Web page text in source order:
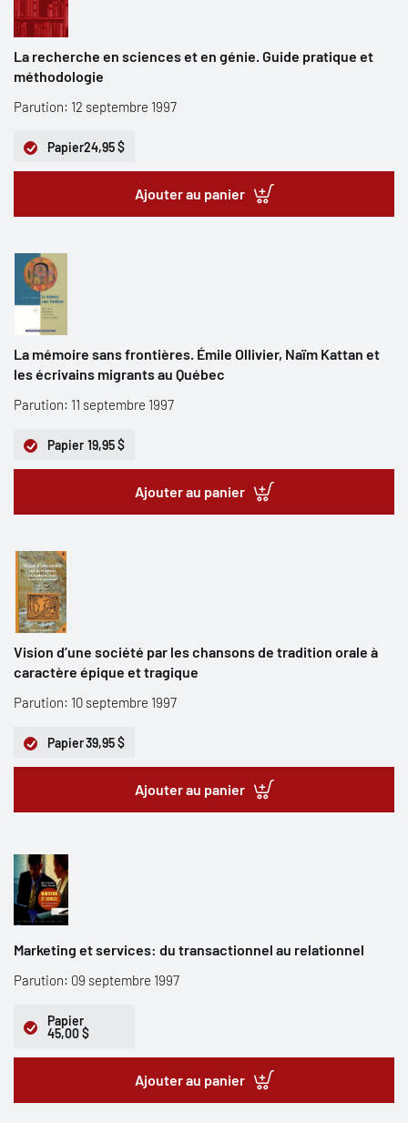
La recherche en sciences et en génie. Guide pratique et
méthodologie
Parution: 12 septembre 1997
Papier24,95 $
Ajouter au panier
La mémoire sans frontières. Émile Ollivier, Naïm Kattan et
les écrivains migrants au Québec
Parution: 11 septembre 1997
Papier 19,95 $
Ajouter au panier
Vision d’une société par les chansons de tradition orale à
caractère épique et tragique
Parution: 10 septembre 1997
Papier39,95 $
Ajouter au panier
Marketing et services: du transactionnel au relationnel
Parution: 09 septembre 1997
Papier
45,00 $
Ajouter au panier